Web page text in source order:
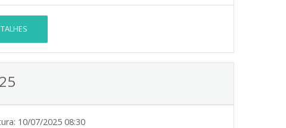
10/07/2025 08:30